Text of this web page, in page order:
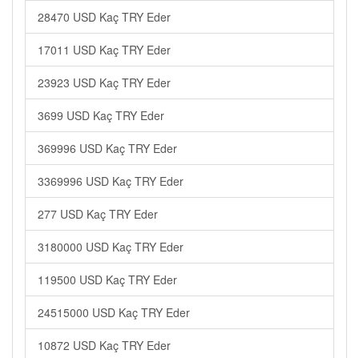
28470 USD Kaç TRY Eder
17011 USD Kaç TRY Eder
23923 USD Kaç TRY Eder
3699 USD Kaç TRY Eder
369996 USD Kaç TRY Eder
3369996 USD Kaç TRY Eder
277 USD Kaç TRY Eder
3180000 USD Kaç TRY Eder
119500 USD Kaç TRY Eder
24515000 USD Kaç TRY Eder
10872 USD Kaç TRY Eder